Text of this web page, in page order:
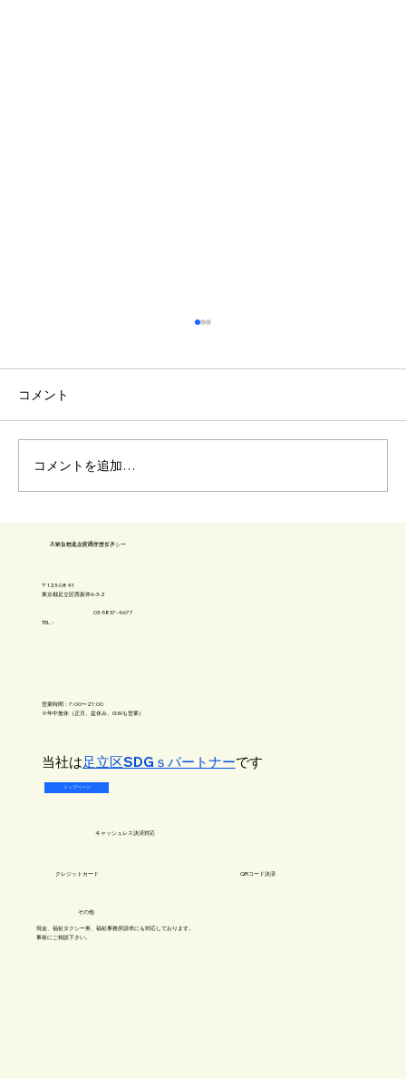
車椅子 階段降ろし方
コメント
コメントを追加…
​東京都足立区の介護タクシー
​あいしーえふ介護サービス
〒123-0841
​東京都足立区西新井6-3-2
TEL：
03-5837-4677
キャッシュレス​決済対応
​クレジットカード QRコード決済
​その他
現金、福祉タクシー券、福祉事務所請求にも対応しております。
事前にご相談下さい​。
営業時間：7:00〜21:00
※年中無休（正月、盆休み、GWも営業）
​当社は足立区SDGｓパートナーです
トップページ